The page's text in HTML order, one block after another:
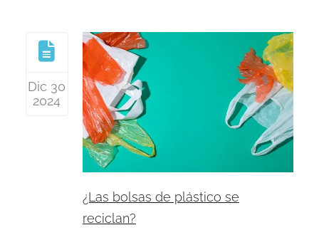
Dic 30
2024
¿Las bolsas de plástico se
reciclan?